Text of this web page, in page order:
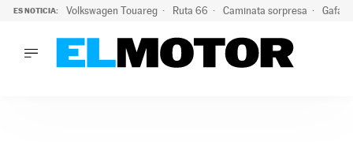
ES NOTICIA: Volkswagen Touareg Ruta 66 Caminata sorpresa Gafas